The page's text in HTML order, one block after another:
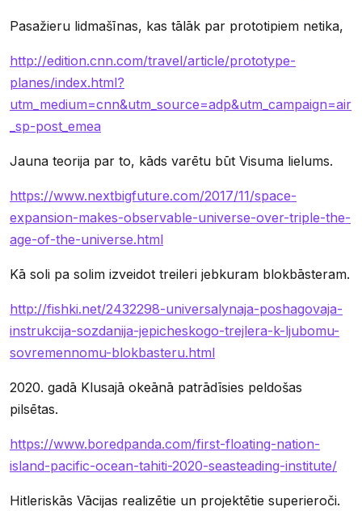
Pasažieru lidmašīnas, kas tālāk par prototipiem netika,
http://edition.cnn.com/travel/article/prototype-
planes/index.html?
utm_medium=cnn&utm_source=adp&utm_campaign=air
_sp-post_emea
Jauna teorija par to, kāds varētu būt Visuma lielums.
https://www.nextbigfuture.com/2017/11/space-
expansion-makes-observable-universe-over-triple-the-
age-of-the-universe.html
Kā soli pa solim izveidot treileri jebkuram blokbāsteram.
http://fishki.net/2432298-universalynaja-poshagovaja-
instrukcija-sozdanija-jepicheskogo-trejlera-k-ljubomu-
sovremennomu-blokbasteru.html
2020. gadā Klusajā okeānā patrādīsies peldošas
pilsētas.
https://www.boredpanda.com/first-floating-nation-
island-pacific-ocean-tahiti-2020-seasteading-institute/
Hitleriskās Vācijas realizētie un projektētie superieroči.